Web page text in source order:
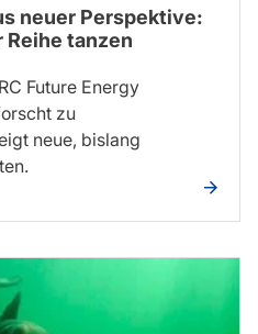
neuer Perspektive:
Reihe tanzen
Future Energy
zu
neue, bislang